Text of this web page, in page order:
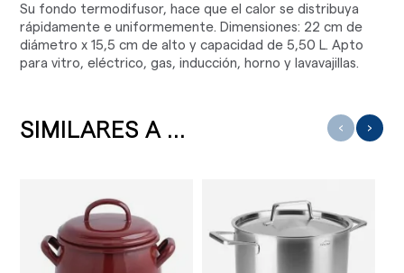
Su fondo termodifusor, hace que el calor se distribuya
rápidamente e uniformemente. Dimensiones: 22 cm de
diámetro x 15,5 cm de alto y capacidad de 5,50 L. Apto
para vitro, eléctrico, gas, inducción, horno y lavavajillas.
SIMILARES A ... ‹ ›